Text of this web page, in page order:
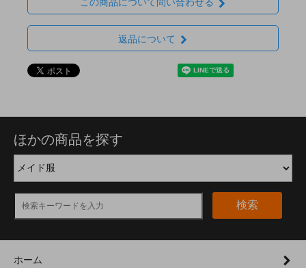
この商品について問い合わせる
返品について
ほかの商品を探す
検索
ホーム